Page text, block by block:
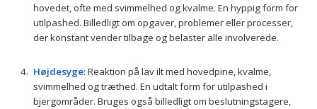
hovedet, ofte med svimmelhed og kvalme. En hyppig form for
utilpashed. Billedligt om opgaver, problemer eller processer,
der konstant vender tilbage og belaster alle involverede.
Højdesyge: Reaktion på lav ilt med hovedpine, kvalme,
svimmelhed og træthed. En udtalt form for utilpashed i
bjergområder. Bruges også billedligt om beslutningstagere,